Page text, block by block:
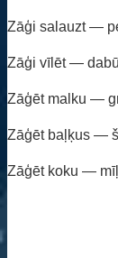
Zāģi salauzt —
Zāģi vīlēt —
Zāģēt malku —
Zāģēt baļķus —
Zāģēt koku —